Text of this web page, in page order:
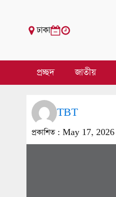
ঢাকা
প্রচ্ছদ জাতীয়
TBT
প্রকাশিত : May 17, 2026